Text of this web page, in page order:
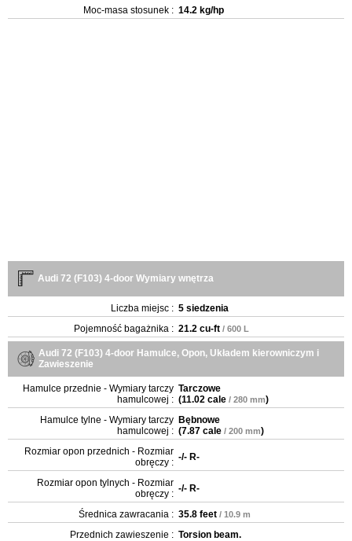
Moc-masa stosunek : 14.2 kg/hp
Audi 72 (F103) 4-door Wymiary wnętrza
Liczba miejsc : 5 siedzenia
Pojemność bagażnika : 21.2 cu-ft / 600 L
Audi 72 (F103) 4-door Hamulce, Opon, Układem kierowniczym i
Zawieszenie
Hamulce przednie - Wymiary tarczy
hamulcowej :
Tarczowe
(11.02 cale / 280 mm)
Hamulce tylne - Wymiary tarczy
hamulcowej :
Bębnowe
(7.87 cale / 200 mm)
Rozmiar opon przednich - Rozmiar
obręczy : -/- R-
Rozmiar opon tylnych - Rozmiar
obręczy : -/- R-
Średnica zawracania : 35.8 feet / 10.9 m
Przednich zawieszenie : Torsion beam.